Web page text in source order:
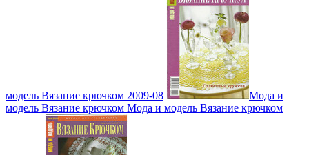
модель Вязание крючком 2009-08
Мода и
модель Вязание крючком Мода и модель Вязание крючком